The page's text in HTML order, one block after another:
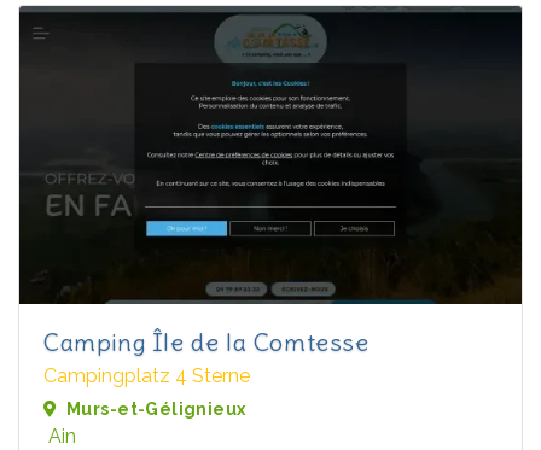
Camping Île de la Comtesse
Campingplatz 4 Sterne
Murs-et-Gélignieux
Ain